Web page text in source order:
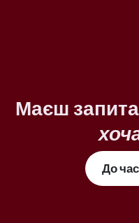
Маєш
До